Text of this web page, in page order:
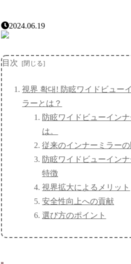
2024.06.19
目次
視界 확대! 防眩ワイドビュー
ラーとは？
防眩ワイドビューイン
は。
従来のインナーミラー
防眩ワイドビューイン
特徴
視界拡大によるメリット
安全性向上への貢献
選び方のポイント